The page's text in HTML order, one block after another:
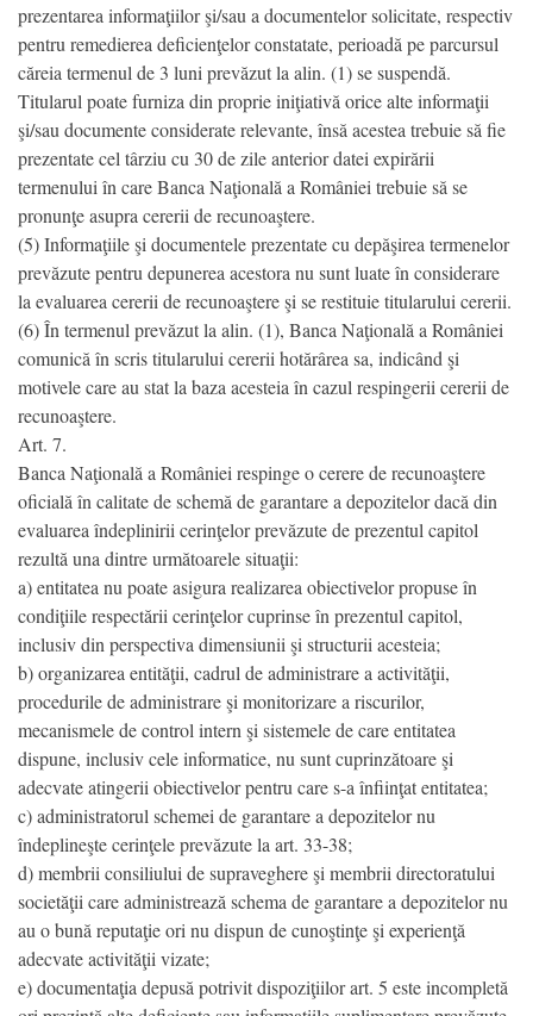
prezentarea informaţiilor şi/sau a documentelor solicitate, respectiv
pentru remedierea deficienţelor constatate, perioadă pe parcursul
căreia termenul de 3 luni prevăzut la alin. (1) se suspendă.
Titularul poate furniza din proprie iniţiativă orice alte informaţii
şi/sau documente considerate relevante, însă acestea trebuie să fie
prezentate cel târziu cu 30 de zile anterior datei expirării
termenului în care Banca Naţională a României trebuie să se
pronunţe asupra cererii de recunoaştere.
(5) Informaţiile şi documentele prezentate cu depăşirea termenelor
prevăzute pentru depunerea acestora nu sunt luate în considerare
la evaluarea cererii de recunoaştere şi se restituie titularului cererii.
(6) În termenul prevăzut la alin. (1), Banca Naţională a României
comunică în scris titularului cererii hotărârea sa, indicând şi
motivele care au stat la baza acesteia în cazul respingerii cererii de
recunoaştere.
Art. 7.
Banca Naţională a României respinge o cerere de recunoaştere
oficială în calitate de schemă de garantare a depozitelor dacă din
evaluarea îndeplinirii cerinţelor prevăzute de prezentul capitol
rezultă una dintre următoarele situaţii:
a) entitatea nu poate asigura realizarea obiectivelor propuse în
condiţiile respectării cerinţelor cuprinse în prezentul capitol,
inclusiv din perspectiva dimensiunii şi structurii acesteia;
b) organizarea entităţii, cadrul de administrare a activităţii,
procedurile de administrare şi monitorizare a riscurilor,
mecanismele de control intern şi sistemele de care entitatea
dispune, inclusiv cele informatice, nu sunt cuprinzătoare şi
adecvate atingerii obiectivelor pentru care s-a înfiinţat entitatea;
c) administratorul schemei de garantare a depozitelor nu
îndeplineşte cerinţele prevăzute la art. 33-38;
d) membrii consiliului de supraveghere şi membrii directoratului
societăţii care administrează schema de garantare a depozitelor nu
au o bună reputaţie ori nu dispun de cunoştinţe şi experienţă
adecvate activităţii vizate;
e) documentaţia depusă potrivit dispoziţiilor art. 5 este incompletă